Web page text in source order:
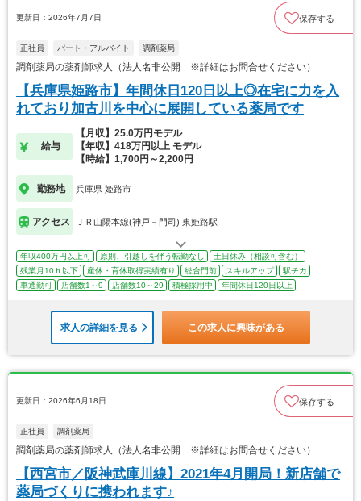
更新日：2026年7月7日 保存する
正社員 パート・アルバイト 調剤薬局
調剤薬局の薬剤師求人（法人名非公開 ※詳細はお問合せください）
【兵庫県姫路市】年間休日120日以上◎在宅に力を入
れており加古川を中心に展開している薬局です
給与
【月収】25.0万円モデル
【年収】418万円以上 モデル
【時給】1,700円～2,200円
勤務地 兵庫県 姫路市
アクセス ＪＲ山陽本線(神戸－門司) 東姫路駅
年収400万円以上可 原則、引越しを伴う転勤なし
土日休み（相談可含む）
残業月10ｈ以下
産休・育休取得実績有り 総合門前 スキルアップ
駅チカ
車通勤可
店舗数1～9 店舗数10～29 積極採用中 年間休日120日以上
求人の詳細を見る この求人に興味がある
更新日：2026年6月18日 保存する
正社員 調剤薬局
調剤薬局の薬剤師求人（法人名非公開 ※詳細はお問合せください）
【西宮市／阪神武庫川線】2021年4月開局！新店舗で
薬局づくりに携われます♪